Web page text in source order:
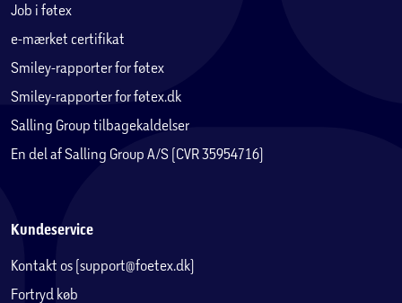
Job i føtex
e-mærket certifikat
Smiley-rapporter for føtex
Smiley-rapporter for føtex.dk
Salling Group tilbagekaldelser
En del af Salling Group A/S (CVR 35954716)
Kundeservice
Kontakt os (support@foetex.dk)
Fortryd køb